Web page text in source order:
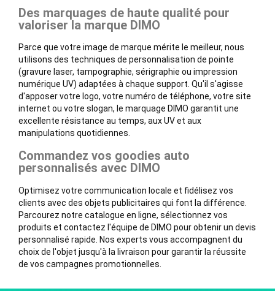
Des marquages de haute qualité pour
valoriser la marque DIMO
Parce que votre image de marque mérite le meilleur, nous
utilisons des techniques de personnalisation de pointe
(gravure laser, tampographie, sérigraphie ou impression
numérique UV) adaptées à chaque support. Qu'il s'agisse
d'apposer votre logo, votre numéro de téléphone, votre site
internet ou votre slogan, le marquage DIMO garantit une
excellente résistance au temps, aux UV et aux
manipulations quotidiennes.
Commandez vos goodies auto
personnalisés avec DIMO
Optimisez votre communication locale et fidélisez vos
clients avec des objets publicitaires qui font la différence.
Parcourez notre catalogue en ligne, sélectionnez vos
produits et contactez l'équipe de DIMO pour obtenir un devis
personnalisé rapide. Nos experts vous accompagnent du
choix de l'objet jusqu'à la livraison pour garantir la réussite
de vos campagnes promotionnelles.